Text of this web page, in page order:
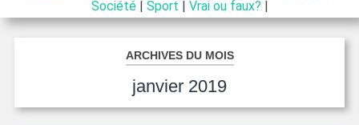
Société| Sport Vrai ou faux?
ARCHIVES DU MOIS
janvier 2019